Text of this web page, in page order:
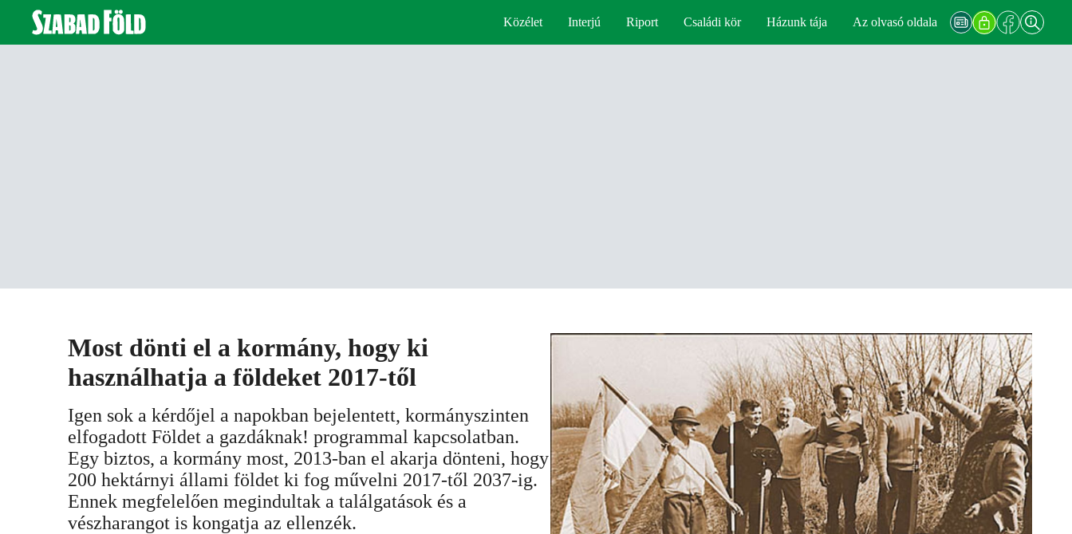
Közélet Interjú Riport Családi kör Házunk tája Az olvasó oldala
Most dönti el a kormány, hogy ki
használhatja a földeket 2017-től
Igen sok a kérdőjel a napokban bejelentett, kormányszinten
elfogadott Földet a gazdáknak! programmal kapcsolatban.
Egy biztos, a kormány most, 2013-ban el akarja dönteni, hogy
200 hektárnyi állami földet ki fog művelni 2017-től 2037-ig.
Ennek megfelelően megindultak a találgatások és a
vészharangot is kongatja az ellenzék.